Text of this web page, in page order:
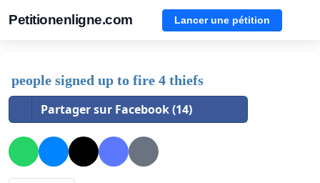
Petitionenligne.com Lancer une pétition
people signed up to fire 4 thiefs
Partager sur Facebook (14)